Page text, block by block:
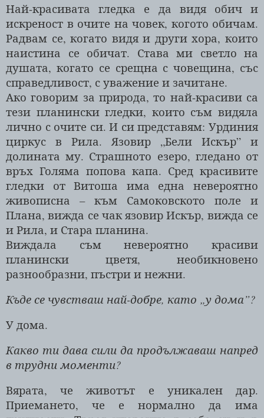
Най-красивата гледка е да видя обич и
искреност в очите на човек, когото обичам.
Радвам се, когато видя и други хора, които
наистина се обичат. Става ми светло на
душата, когато се срещна с човещина, със
справедливост, с уважение и зачитане.
Ако говорим за природа, то най-красиви са
тези планински гледки, които съм видяла
лично с очите си. И си представям: Урдиния
циркус в Рила. Язовир „Бели Искър” и
долината му. Страшното езеро, гледано от
връх Голяма попова капа. Сред красивите
гледки от Витоша има една невероятно
живописна – към Самоковското поле и
Плана, вижда се чак язовир Искър, вижда се
и Рила, и Стара планина.
Виждала съм невероятно красиви
планински цветя, необикновено
разнообразни, пъстри и нежни.
Къде се чувстваш най-добре, като „у дома”?
У дома.
Какво ти дава сили да продължаваш напред
в трудни моменти?
Вярата, че животът е уникален дар.
Приемането, че е нормално да има